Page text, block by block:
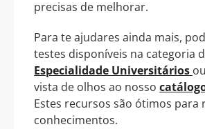
precisas de melhorar.
Para te ajudares ainda mais,
testes disponíveis na categoria
Especialidade Universitários
vista de olhos ao nosso
Estes recursos são ótimos para
conhecimentos.